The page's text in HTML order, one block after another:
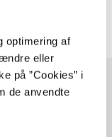
optimering af
eller
på ”Cookies” i
de anvendte